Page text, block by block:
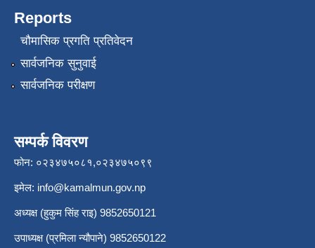
Reports
चौमासिक प्रगति प्रतिवेदन
सार्वजनिक सुनुवाई
सार्वजनिक परीक्षण
सम्पर्क विवरण
फोन: ०२३४७५०८१,०२३४७५०९९
इमेल: info@kamalmun.gov.np
अध्यक्ष (हुकुम सिंह राइ) 9852650121
उपाध्यक्ष (प्रमिला न्यौपाने) 9852650122